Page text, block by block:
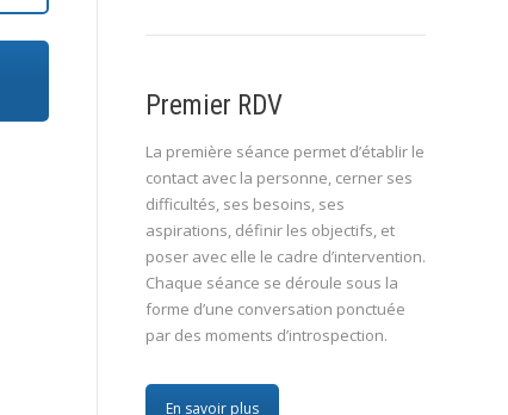
Premier RDV
La première séance permet d’établir le
contact avec la personne, cerner ses
difficultés, ses besoins, ses
aspirations, définir les objectifs, et
poser avec elle le cadre d’intervention.
Chaque séance se déroule sous la
forme d’une conversation ponctuée
par des moments d’introspection.
En savoir plus